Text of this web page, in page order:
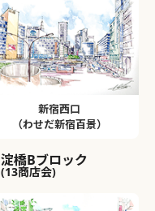
新宿西口
（わせだ新宿百景）
淀橋Bブロック
(13商店会)